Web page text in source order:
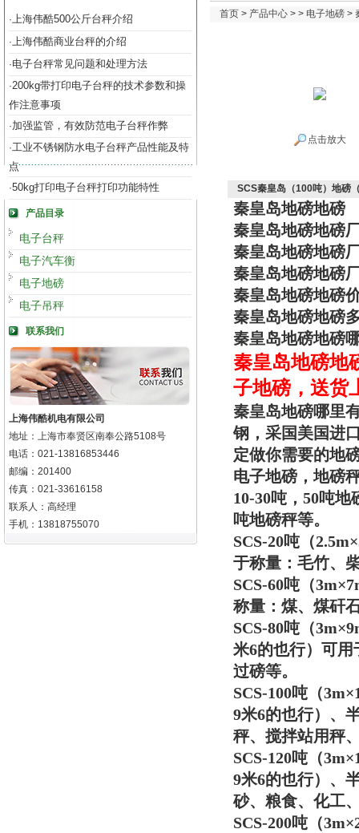
·上海伟酷500公斤台秤介绍
·上海伟酷商业台秤的介绍
·电子台秤常见问题和处理方法
·200kg带打印电子台秤的技术参数和操
作注意事项
·加强监管，有效防范电子台秤作弊
·工业不锈钢防水电子台秤产品性能及特
点
·50kg打印电子台秤打印功能特性
产品目录
电子台秤
电子汽车衡
电子地磅
电子吊秤
联系我们
上海伟酷机电有限公司
地址：上海市奉贤区南奉公路5108号
电话：021-13816853446
邮编：201400
传真：021-33616158
联系人：高经理
手机：13818755070
首页 > 产品中心 > > 电子地磅 >
点击放大
SCS秦皇岛（100吨）地磅
秦皇岛地磅地磅
秦皇岛地磅地磅
秦皇岛地磅地磅
秦皇岛地磅地磅
秦皇岛地磅地磅
秦皇岛地磅地磅
秦皇岛地磅地磅
秦皇岛地磅地
子地磅，送货
秦皇岛地磅哪里
钢，采国美国进
定做你需要的地
电子地磅，地磅
10-30吨，50吨
吨地磅秤等。
SCS-20吨（
于称量：毛竹、
SCS-60吨（
称量：煤、煤矸
SCS-80吨（
米6的也行）可
过磅等。
SCS-100吨（
9米6的也行）、
秤、搅拌站用秤
SCS-120吨（
9米6的也行）、
砂、粮食、化工
SCS-200吨（